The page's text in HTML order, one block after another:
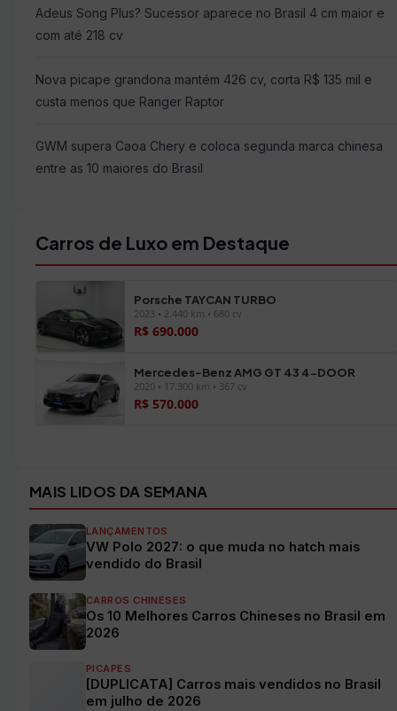
Adeus Song Plus? Sucessor aparece no Brasil 4 cm maior e
com até 218 cv
Nova picape grandona mantém 426 cv, corta R$ 135 mil e
custa menos que Ranger Raptor
GWM supera Caoa Chery e coloca segunda marca chinesa
entre as 10 maiores do Brasil
Carros de Luxo em Destaque
Porsche TAYCAN TURBO
2023 • 2.440 km • 680 cv
R$ 690.000
Mercedes-Benz AMG GT 43 4-DOOR
2020 • 17.300 km • 367 cv
R$ 570.000
MAIS LIDOS DA SEMANA
LANÇAMENTOS
VW Polo 2027: o que muda no hatch mais
vendido do Brasil
CARROS CHINESES
Os 10 Melhores Carros Chineses no Brasil em
2026
PICAPES
[DUPLICATA] Carros mais vendidos no Brasil
em julho de 2026